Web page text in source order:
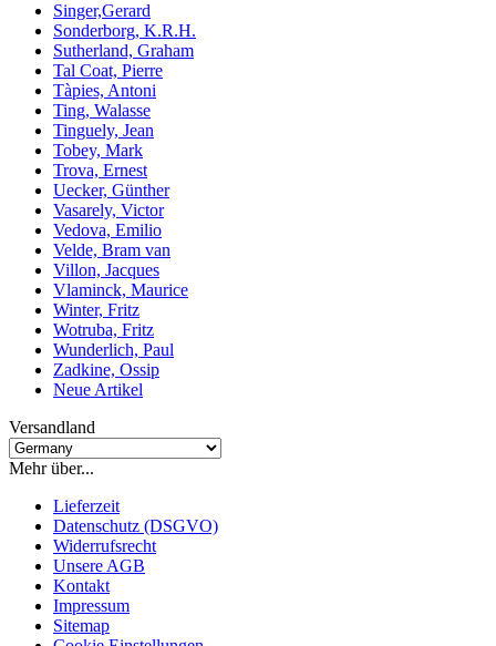
Singer,Gerard
Sonderborg, K.R.H.
Sutherland, Graham
Tal Coat, Pierre
Tàpies, Antoni
Ting, Walasse
Tinguely, Jean
Tobey, Mark
Trova, Ernest
Uecker, Günther
Vasarely, Victor
Vedova, Emilio
Velde, Bram van
Villon, Jacques
Vlaminck, Maurice
Winter, Fritz
Wotruba, Fritz
Wunderlich, Paul
Zadkine, Ossip
Neue Artikel
Versandland
Mehr über...
Lieferzeit
Datenschutz (DSGVO)
Widerrufsrecht
Unsere AGB
Kontakt
Impressum
Sitemap